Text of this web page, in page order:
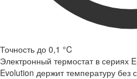
Точность до 0,1 °C
Электронный термостат в сериях
Evolution держит температуру без